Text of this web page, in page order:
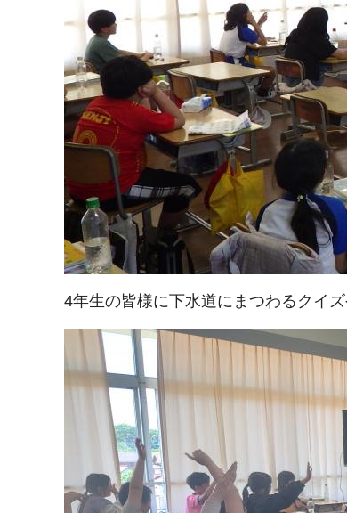
4年生の皆様に下水道にまつわるクイ